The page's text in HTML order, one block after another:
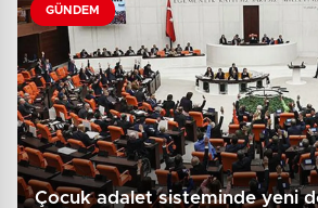
GÜNDEM
Çocuk adalet sisteminde yeni